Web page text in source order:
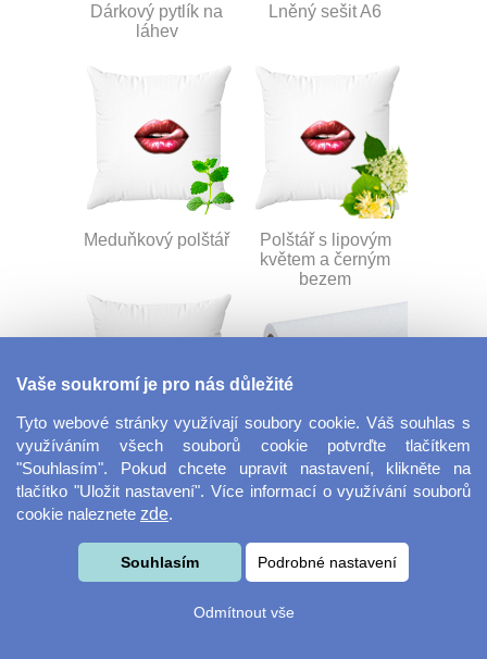
Dárkový pytlík na
láhev
Lněný sešit A6
Meduňkový polštář
Polštář s lipovým
květem a černým
bezem
Nahřívací pohankový
polštář
Dekorační látka Lina
Vaše soukromí je pro nás důležité
Tyto webové stránky využívají soubory cookie. Váš souhlas s
využíváním všech souborů cookie potvrďte tlačítkem
"Souhlasím". Pokud chcete upravit nastavení, klikněte na
tlačítko "Uložit nastavení". Více informací o využívání souborů
cookie naleznete zde.
Souhlasím Podrobné nastavení
Odmítnout vše